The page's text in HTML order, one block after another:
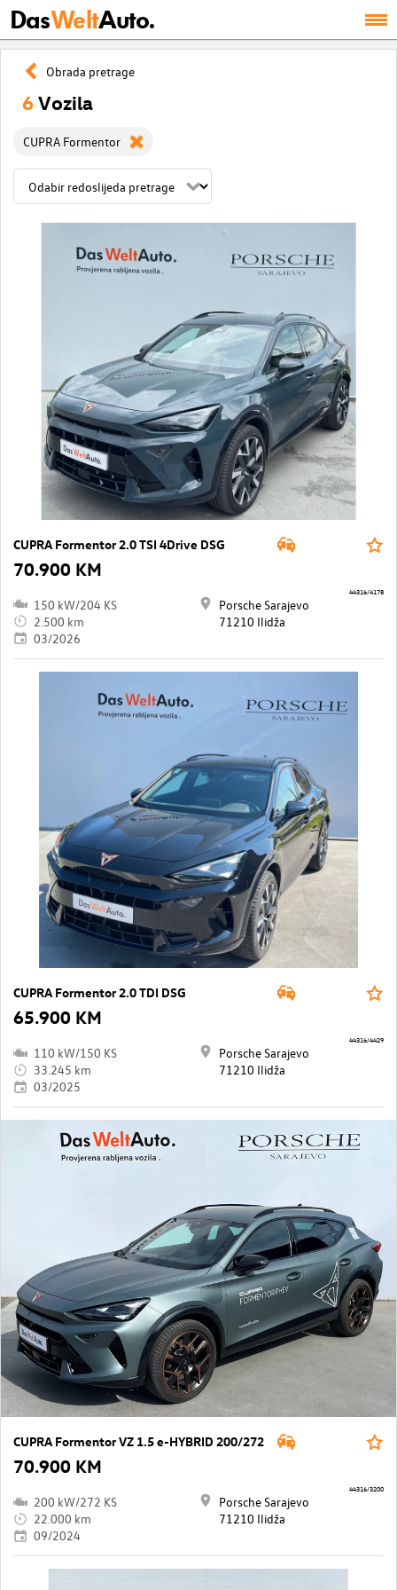
DasWeltAuto.
Obrada pretrage
6Vozila
CUPRA Formentor
CUPRA Formentor 2.0 TSI 4Drive DSG
70.900 KM
150 kW/204 KS
2.500 km
03/2026
Porsche Sarajevo
71210 Ilidža
44316/4178
CUPRA Formentor 2.0 TDI DSG
65.900 KM
110 kW/150 KS
33.245 km
03/2025
Porsche Sarajevo
71210 Ilidža
44316/4429
CUPRA Formentor VZ 1.5 e-HYBRID 200/272
70.900 KM
200 kW/272 KS
22.000 km
09/2024
Porsche Sarajevo
71210 Ilidža
44316/3200